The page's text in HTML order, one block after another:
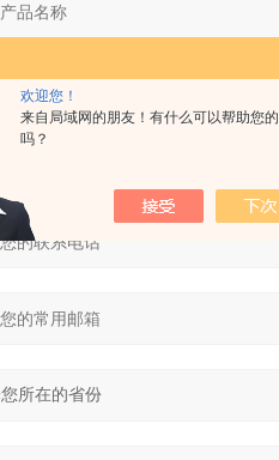
欢迎您！
来自局域网的朋友！有什么可以帮助您的
吗？